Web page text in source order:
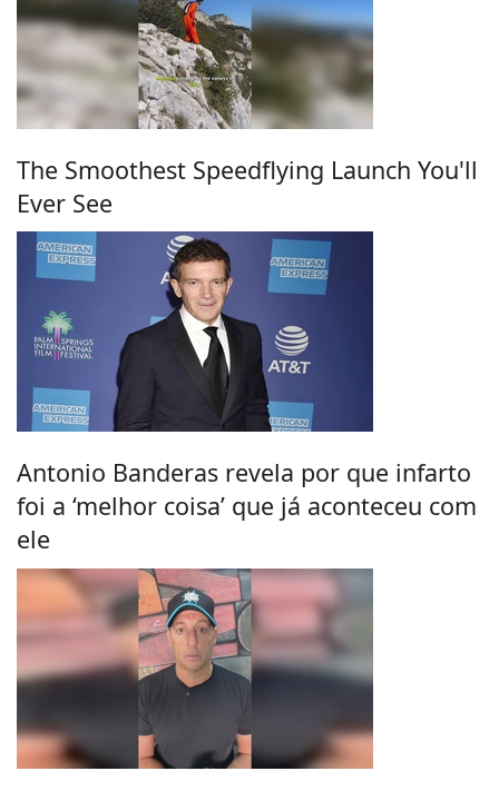
The Smoothest Speedflying Launch You'll
Ever See
Antonio Banderas revela por que infarto
foi a ‘melhor coisa’ que já aconteceu com
ele